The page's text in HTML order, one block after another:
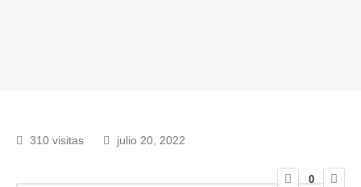
310 visitas julio 20, 2022
0